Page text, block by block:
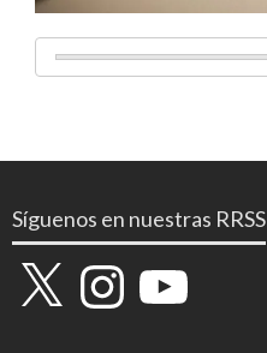
Síguenos en nuestras RRSS
X InstagramYouTube